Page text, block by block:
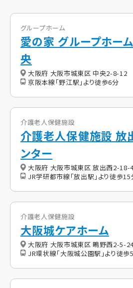
グループホーム
愛の家 グループホー
央
大阪府 大阪市城東区 中央2-8-12
京阪本線「野江駅」より徒歩6分
介護老人保健施設
介護老人保健施設 放
ンター
大阪府 大阪市城東区 放出西2-18-
JR学研都市線「放出駅」より徒歩15
介護老人保健施設
大阪城ケアホーム
大阪府 大阪市城東区 鴫野西2-5-
JR環状線「大阪城公園駅」より徒歩